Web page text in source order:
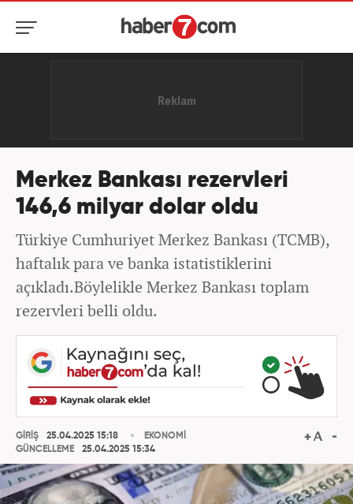
Merkez Bankası rezervleri
146,6 milyar dolar oldu
Türkiye Cumhuriyet Merkez Bankası (TCMB),
haftalık para ve banka istatistiklerini
açıkladı.Böylelikle Merkez Bankası toplam
rezervleri belli oldu.
GİRİŞ
25.04.2025 15:18
GÜNCELLEME
25.04.2025 15:34
EKONOMİ